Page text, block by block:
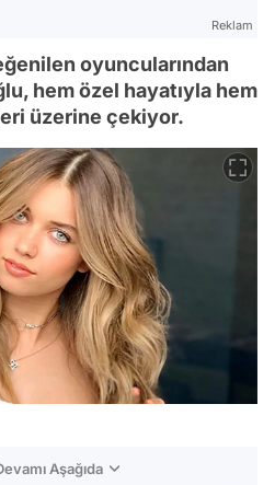
Reklam
oyuncularından
hem özel hayatıyla hem
üzerine çekiyor.
Aşağıda